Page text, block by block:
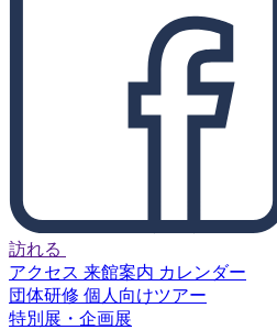
訪れる
アクセス 来館案内 カレンダー
団体研修 個人向けツアー
特別展・企画展